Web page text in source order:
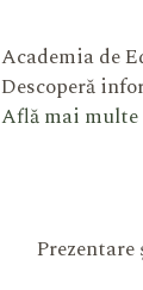
Academia de
Descoperă
Află mai multe